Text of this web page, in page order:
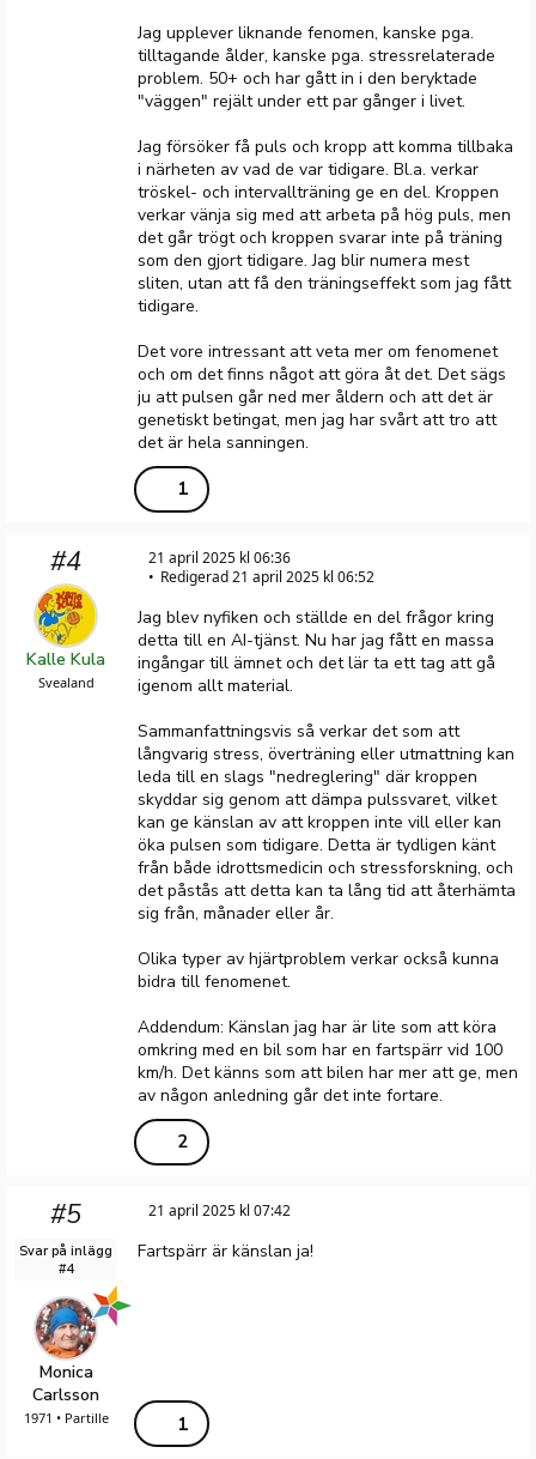
Jag upplever liknande fenomen, kanske pga.
tilltagande ålder, kanske pga. stressrelaterade
problem. 50+ och har gått in i den beryktade
"väggen" rejält under ett par gånger i livet.
Jag försöker få puls och kropp att komma tillbaka
i närheten av vad de var tidigare. Bl.a. verkar
tröskel- och intervallträning ge en del. Kroppen
verkar vänja sig med att arbeta på hög puls, men
det går trögt och kroppen svarar inte på träning
som den gjort tidigare. Jag blir numera mest
sliten, utan att få den träningseffekt som jag fått
tidigare.
Det vore intressant att veta mer om fenomenet
och om det finns något att göra åt det. Det sägs
ju att pulsen går ned mer åldern och att det är
genetiskt betingat, men jag har svårt att tro att
det är hela sanningen.
1
#4
Kalle Kula
Svealand
21 april 2025 kl 06:36
Redigerad 21 april 2025 kl 06:52
Jag blev nyfiken och ställde en del frågor kring
detta till en AI-tjänst. Nu har jag fått en massa
ingångar till ämnet och det lär ta ett tag att gå
igenom allt material.
Sammanfattningsvis så verkar det som att
långvarig stress, överträning eller utmattning kan
leda till en slags "nedreglering" där kroppen
skyddar sig genom att dämpa pulssvaret, vilket
kan ge känslan av att kroppen inte vill eller kan
öka pulsen som tidigare. Detta är tydligen känt
från både idrottsmedicin och stressforskning, och
det påstås att detta kan ta lång tid att återhämta
sig från, månader eller år.
Olika typer av hjärtproblem verkar också kunna
bidra till fenomenet.
Addendum: Känslan jag har är lite som att köra
omkring med en bil som har en fartspärr vid 100
km/h. Det känns som att bilen har mer att ge, men
av någon anledning går det inte fortare.
2
#5
Svar på inlägg
#4
Monica
Carlsson
1971 • Partille
21 april 2025 kl 07:42
Fartspärr är känslan ja!
1